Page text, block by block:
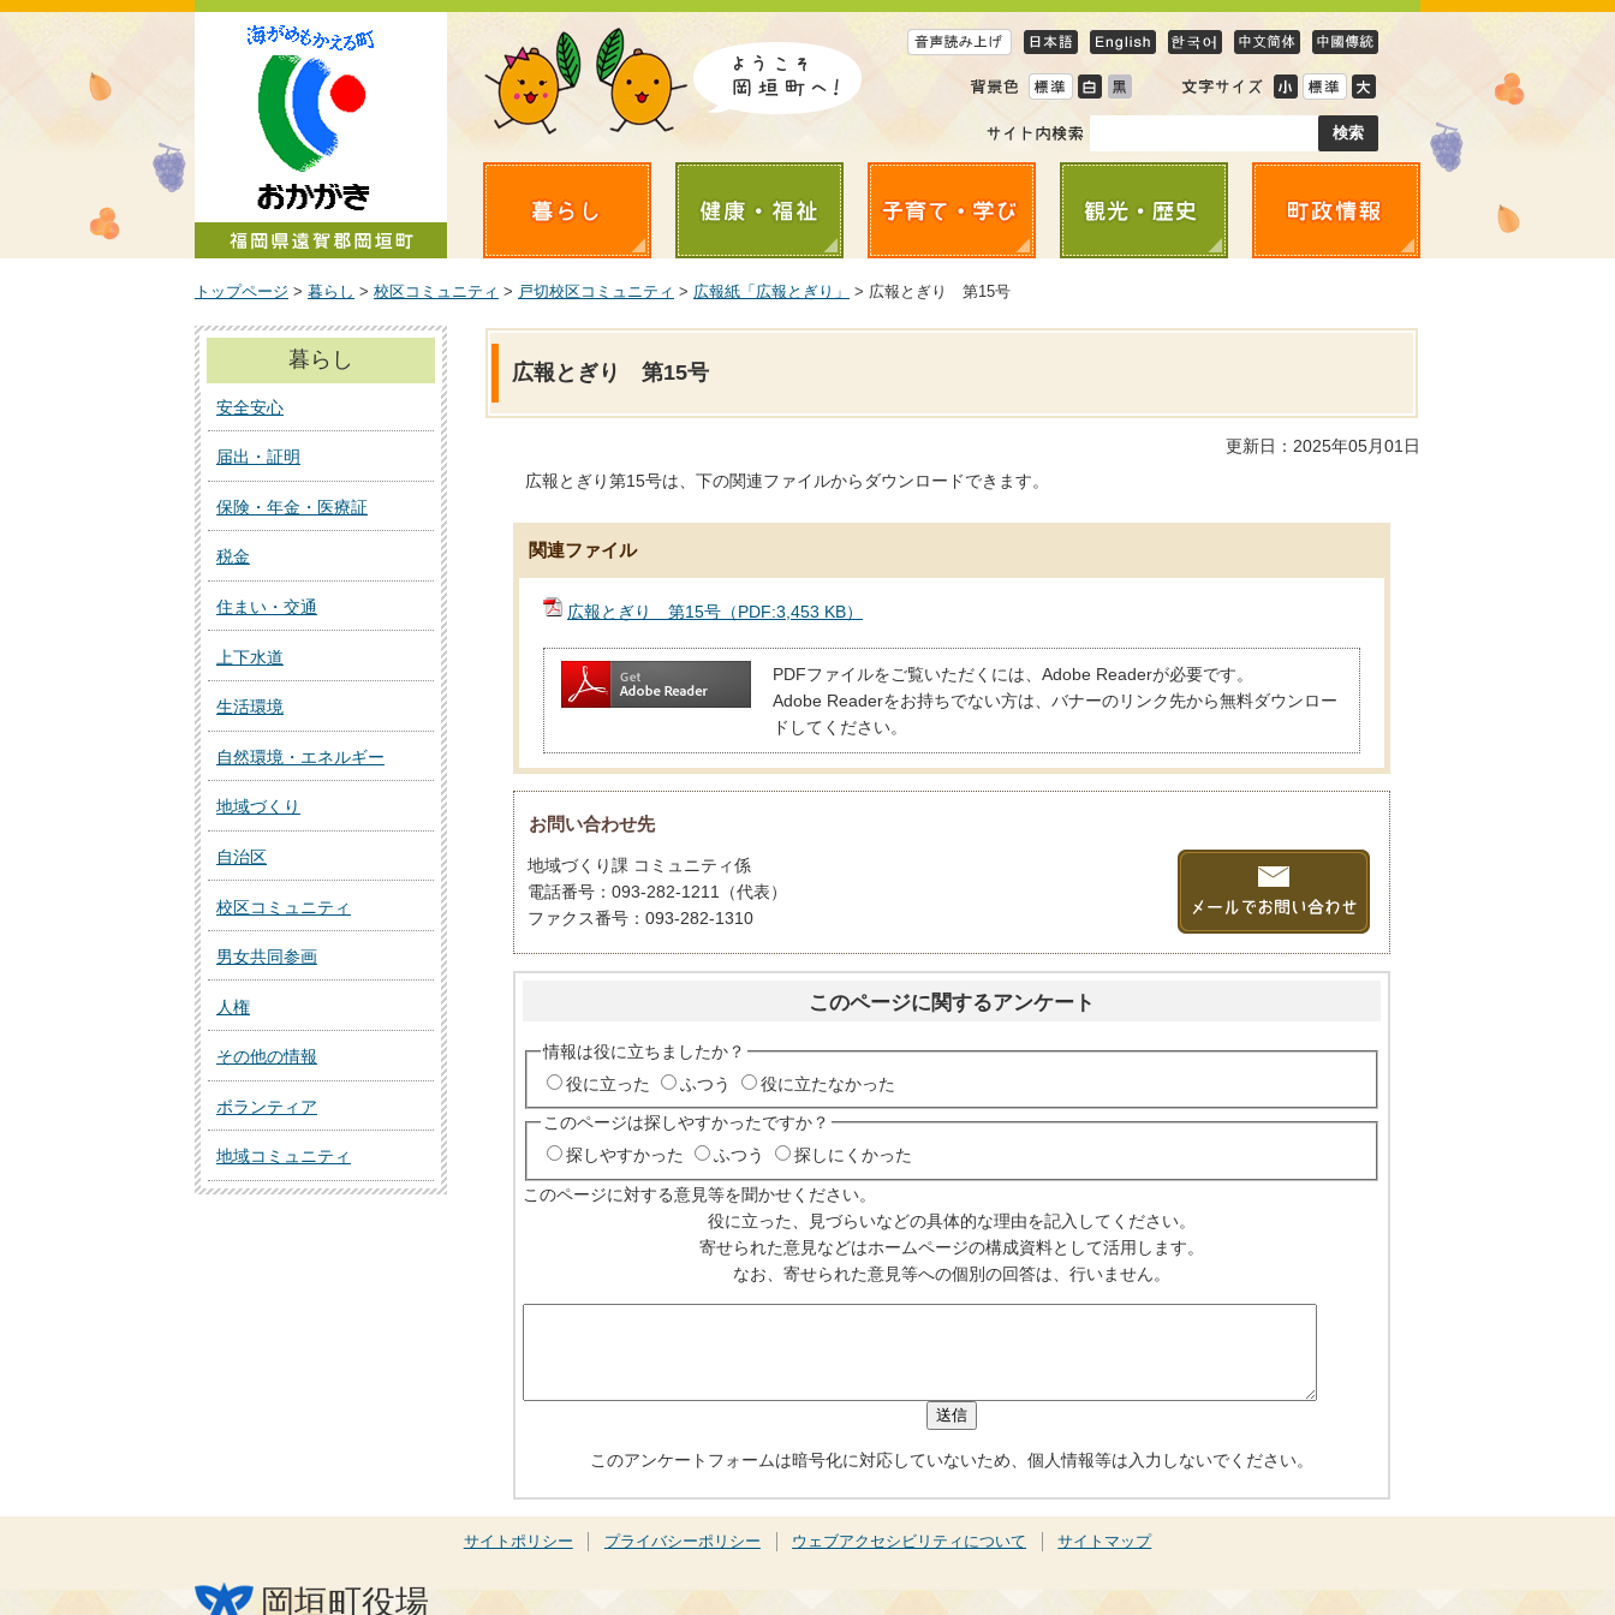
トップページ > 暮らし > 校区コミュニティ > 戸切校区コミュニティ > 広報紙「広報とぎり」 > 広報とぎり 第15号
広報とぎり 第15号
更新日：2025年05月01日
広報とぎり第15号は、下の関連ファイルからダウンロードできます。
関連ファイル
広報とぎり 第15号（PDF:3,453 KB）
PDFファイルをご覧いただくには、Adobe Readerが必要です。
Adobe Readerをお持ちでない方は、バナーのリンク先から無料ダウンロー
ドしてください。
お問い合わせ先
地域づくり課 コミュニティ係
電話番号：093-282-1211（代表）
ファクス番号：093-282-1310
このページに関するアンケート
情報は役に立ちましたか？
役に立った
ふつう 役に立たなかった
このページは探しやすかったですか？
探しやすかった
ふつう 探しにくかった
このページに対する意見等を聞かせください。
役に立った、見づらいなどの具体的な理由を記入してください。
寄せられた意見などはホームページの構成資料として活用します。
なお、寄せられた意見等への個別の回答は、行いません。
このアンケートフォームは暗号化に対応していないため、個人情報等は入力しないでください。
暮らし
安全安心
届出・証明
保険・年金・医療証
税金
住まい・交通
上下水道
生活環境
自然環境・エネルギー
地域づくり
自治区
校区コミュニティ
男女共同参画
人権
その他の情報
ボランティア
地域コミュニティ
サイトポリシー プライバシーポリシー ウェブアクセシビリティについて サイトマップ
岡垣町役場